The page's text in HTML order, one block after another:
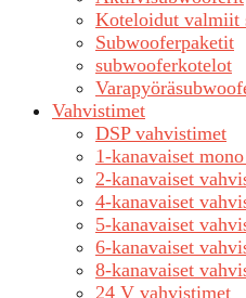
Koteloidut valmiit
Subwooferpaketit
subwooferkotelot
Vahvistimet
DSP vahvistimet
1-kanavaiset
2-kanavaiset
4-kanavaiset
5-kanavaiset
6-kanavaiset
8-kanavaiset
24 V vahvistimet